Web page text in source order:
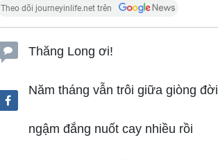
Theo dõi journeyinlife.net trên
Thăng Long ơi!
Năm tháng vẫn trôi giữa giòng đời
ngậm đắng nuốt cay nhiều rồi